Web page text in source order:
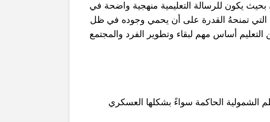
يكون للرسالة التعليمية منهجية واضحة في
التي تمنحهُ القدرة على أن يحمي وجوده في ظل
أساس مهم لبقاء وتطوير الفرد والمجتمع
الحاكمة سواءً بشكلها العسكري